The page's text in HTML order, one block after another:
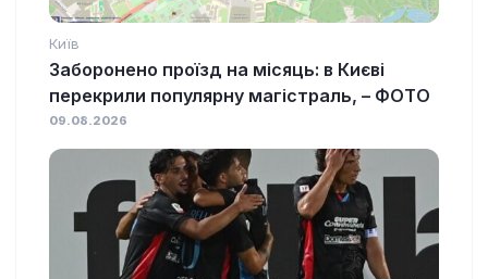
Київ
Заборонено проїзд на місяць: в Києві
перекрили популярну магістраль, – ФОТО
09.08.2026